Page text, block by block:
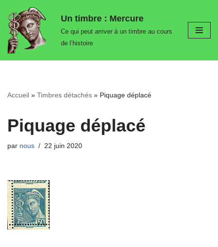
Aller
au
contenu
Un timbre : Mercure
Ce qui peut arriver à un timbre au cours
de l’histoire
Accueil » Timbres détachés » Piquage déplacé
Piquage déplacé
par nous 22 juin 2020